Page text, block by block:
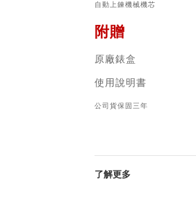
自動上鍊機械機芯
附贈
原廠錶盒
使用說明書
公司貨保固三年
了解更多